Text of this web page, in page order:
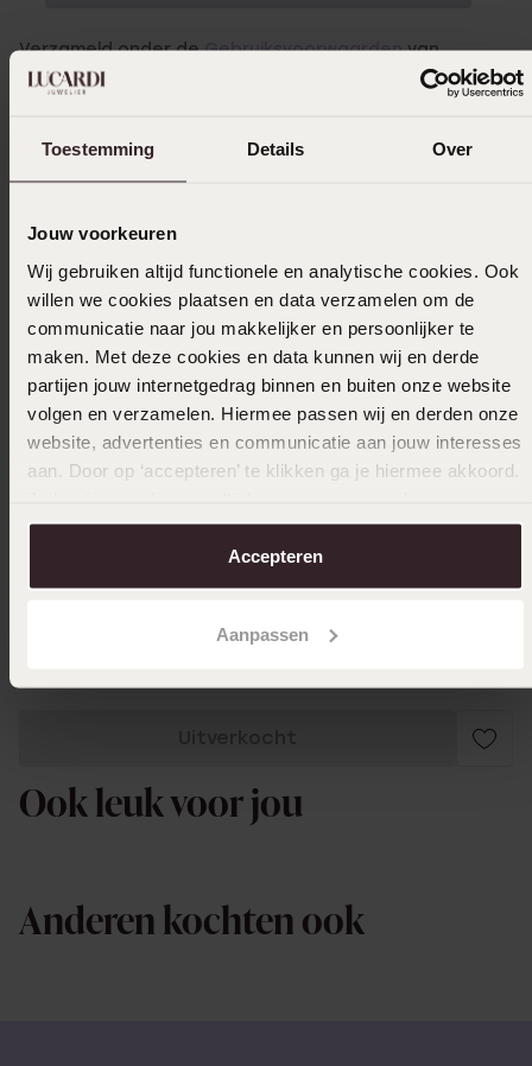
Toestemming Details Over
Jouw voorkeuren
Wij gebruiken altijd functionele en analytische cookies. Ook
willen we cookies plaatsen en data verzamelen om de
communicatie naar jou makkelijker en persoonlijker te
maken. Met deze cookies en data kunnen wij en derde
partijen jouw internetgedrag binnen en buiten onze website
volgen en verzamelen. Hiermee passen wij en derden onze
website, advertenties en communicatie aan jouw interesses
aan. Door op ‘accepteren’ te klikken ga je hiermee akkoord.
over in onscookiebeleid.
Accepteren
Aanpassen
Verzameld onder deGebruiksvoorwaardenvan
Trusted shops
een stralende prinses
23-10-2025 - Dorrestein
Mooie glinsterende oorbellen.
Ook leuk voor jou
Anderen kochten ook